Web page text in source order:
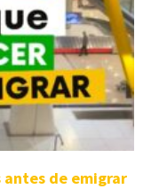
antes de emigrar